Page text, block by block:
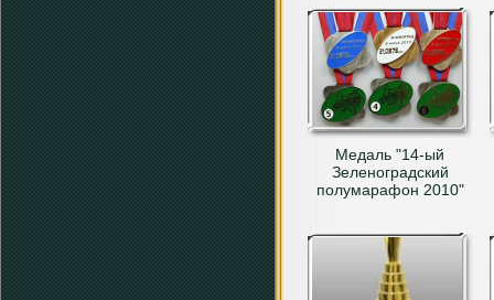
Медаль "14-ый
Зеленоградский
полумарафон 2010"